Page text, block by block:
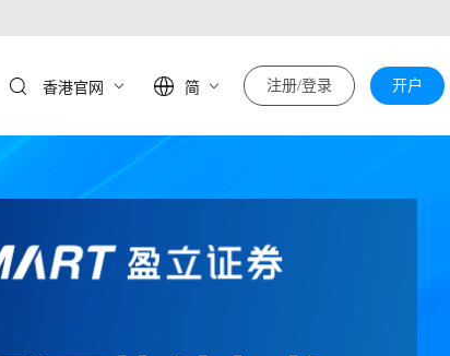
香港官网 简 注册/登录 开户